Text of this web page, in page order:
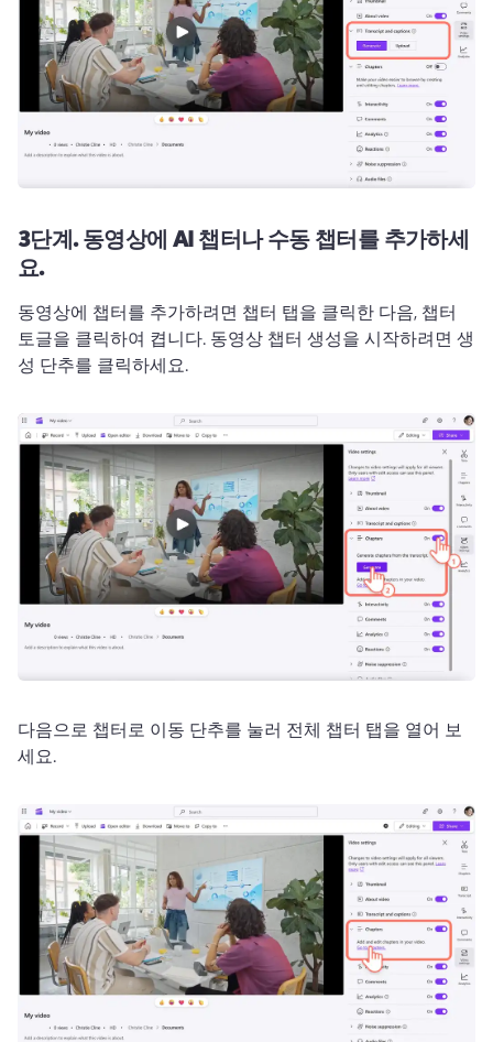
3단계.동영상에 AI 챕터나 수동 챕터를 추가하세
요.
동영상에 챕터를 추가하려면 챕터 탭을 클릭한 다음, 챕터
토글을 클릭하여 켭니다. 동영상 챕터 생성을 시작하려면 생
성 단추를 클릭하세요.
다음으로 챕터로 이동 단추를 눌러 전체 챕터 탭을 열어 보
세요.